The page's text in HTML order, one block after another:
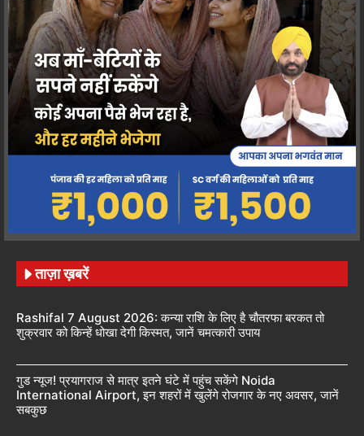
ताज़ा ख़बरें
Rashifal 7 August 2026: कन्या राशि के लिए है चौतरफा बरकत तो
शुक्रवार को किन्हें धोखा देगी किस्मत, जानें चमत्कारी उपाय
गुड न्यूज! प्रयागराज से मात्र इतने घंटे में पहुंच सकेंगे Noida
International Airport, इन शहरों में खुलेंगे रोजगार के नए अवसर, जानें
सबकुछ